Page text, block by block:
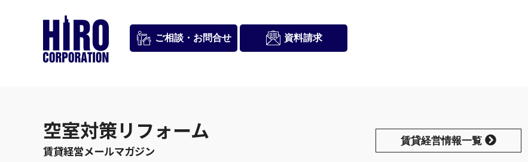
ご相談・ お問合せ 資料請求
空室対策リフォーム
賃貸経営メールマガジン
賃貸経営情報一覧